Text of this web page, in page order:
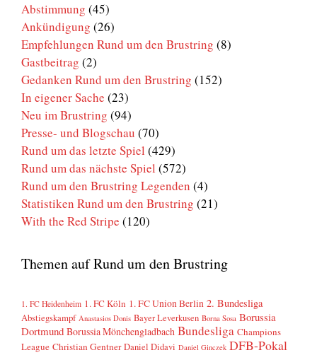
Abstimmung (45)
Ankündigung (26)
Empfehlungen Rund um den Brustring (8)
Gastbeitrag (2)
Gedanken Rund um den Brustring (152)
In eigener Sache (23)
Neu im Brustring (94)
Presse- und Blogschau (70)
Rund um das letzte Spiel (429)
Rund um das nächste Spiel (572)
Rund um den Brustring Legenden (4)
Statistiken Rund um den Brustring (21)
With the Red Stripe (120)
Themen auf Rund um den Brustring
1. FC Heidenheim 1. FC Köln 1. FC Union Berlin 2. Bundesliga
Abstiegskampf Anastasios Donis Bayer Leverkusen Borna Sosa Borussia
Dortmund Borussia Mönchengladbach Bundesliga Champions
League Christian Gentner Daniel Didavi Daniel Ginczek DFB-Pokal